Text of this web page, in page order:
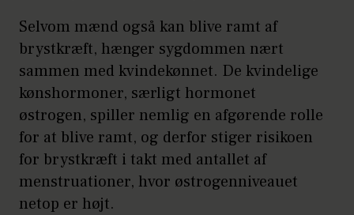
Selvom mænd også kan blive ramt af
brystkræft, hænger sygdommen nært
sammen med kvindekønnet. De kvindelige
kønshormoner, særligt hormonet
østrogen, spiller nemlig en afgørende rolle
for at blive ramt, og derfor stiger risikoen
for brystkræft i takt med antallet af
menstruationer, hvor østrogenniveauet
netop er højt.